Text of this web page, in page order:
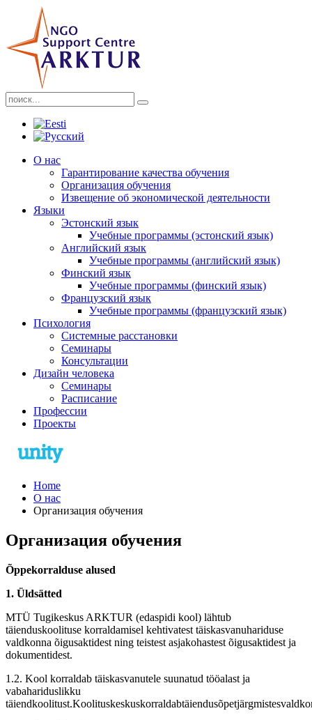
О нас
Гарантирование качества обучения
Организация обучения
Извещение об экономической деятельности
Языки
Эстонский язык
Учебные программы (эстонский язык)
Английский язык
Учебные программы (английский язык)
Финский язык
Учебные программы (финский язык)
Французский язык
Учебные программы (французский язык)
Психология
Системные расстановки
Семинары
Консультации
Дизайн человека
Семинары
Расписание
Профессии
Проекты
Home
О нас
Организация обучения
Организация обучения
Õppekorralduse alused
1. Üldsätted
MTÜ Tugikeskus ARKTUR (edaspidi kool) lähtub
täienduskoolituse korraldamisel kehtivatest täiskasvanuhariduse
valdkonna õigusaktidest ning teistest asjakohastest õigusaktidest ja
dokumentidest.
1.2. Kool korraldab täiskasvanutele suunatud tööalast ja
vabahariduslikku